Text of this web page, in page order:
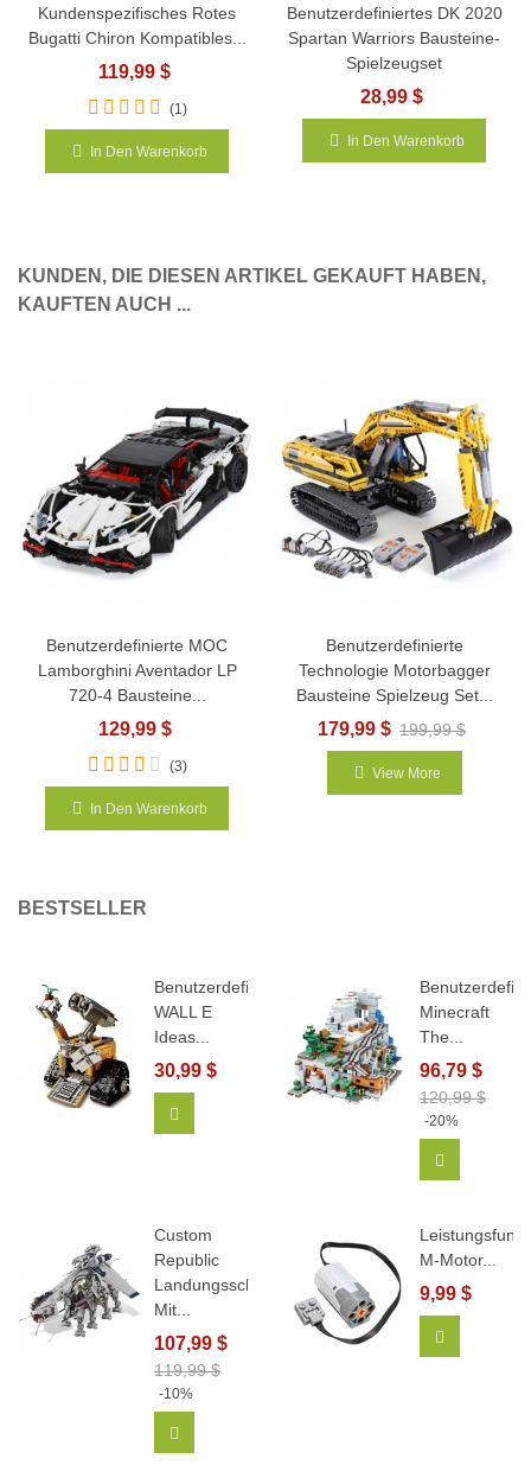
Kundenspezifisches Rotes
Bugatti Chiron Kompatibles...
119,99 $
(1)
In Den Warenkorb
Benutzerdefiniertes DK 2020
Spartan Warriors Bausteine-
Spielzeugset
28,99 $
In Den Warenkorb
KUNDEN, DIE DIESEN ARTIKEL GEKAUFT HABEN,
KAUFTEN AUCH ...
Benutzerdefinierte MOC
Lamborghini Aventador LP
720-4 Bausteine...
129,99 $
(3)
In Den Warenkorb
Benutzerdefinierte
Technologie Motorbagger
Bausteine Spielzeug Set...
179,99 $ 199,99 $
View More
BESTSELLER
Benutzerdefiniertes
WALL E
Ideas...
30,99 $
Minecraft
The...
96,79 $
120,99 $
-20%
Custom
Republic
Landungsschiff
Mit...
107,99 $
119,99 $
-10%
M-Motor...
9,99 $